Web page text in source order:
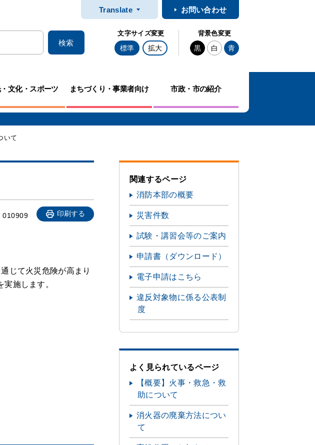
Translate
お問い合わせ
検索
文字サイズ変更
標準 拡大
背景色変更
黒 白 青
文化・スポーツ まちづくり・事業者向け 市政・市の紹介
いて
010909 印刷する
じて火災危険が高まり
施します。
関連するページ
消防本部の概要
災害件数
試験・講習会等のご案内
申請書（ダウンロード）
電子申請はこちら
違反対象物に係る公表制
度
よく見られているページ
【概要】火事・救急・救
助について
消火器の廃棄方法につい
て